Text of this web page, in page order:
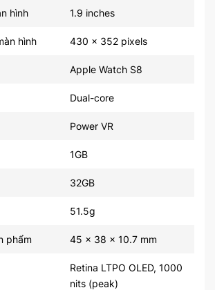
hình 1.9 inches
hình 430 x 352 pixels
Apple Watch S8
Dual-core
Power VR
1GB
32GB
51.5g
phẩm 45 x 38 x 10.7 mm
Retina LTPO OLED, 1000
nits (peak)